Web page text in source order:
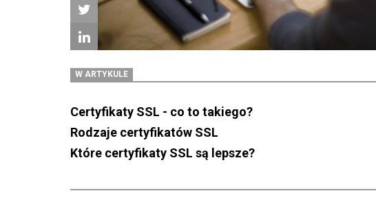
W ARTYKULE
Certyfikaty SSL - co to takiego?
Rodzaje certyfikatów SSL
Które certyfikaty SSL są lepsze?